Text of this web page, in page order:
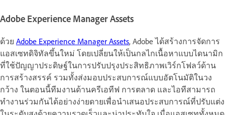
Adobe Experience Manager Assets
ด้วย Adobe Experience Manager Assets, Adobe ได้สร้างการจัดการ
แอสเซทดิจิทัลขึ้นใหม่ โดยเปลี่ยนให้เป็นกลไกเนื้อหาแบบไดนามิก
ที่ใช้ปัญญาประดิษฐ์ในการปรับปรุงประสิทธิภาพเวิร์กโฟลว์ด้าน
การสร้างสรรค์ รวมทั้งส่งมอบประสบการณ์แบบอัตโนมัติในวง
กว้าง ในตอนนี้ทีมงานด้านครีเอทีฟ การตลาด และไอทีสามารถ
ทำงานร่วมกันได้อย่างง่ายดายเพื่อนำเสนอประสบการณ์ที่ปรับแต่ง